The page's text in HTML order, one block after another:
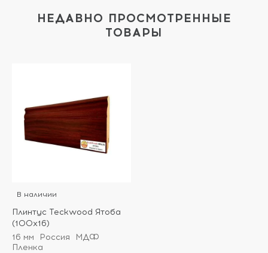
НЕДАВНО ПРОСМОТРЕННЫЕ
ТОВАРЫ
В наличии
Плинтус Teckwood Ятоба
(100х16)
16 мм
Россия
МДФ
Пленка